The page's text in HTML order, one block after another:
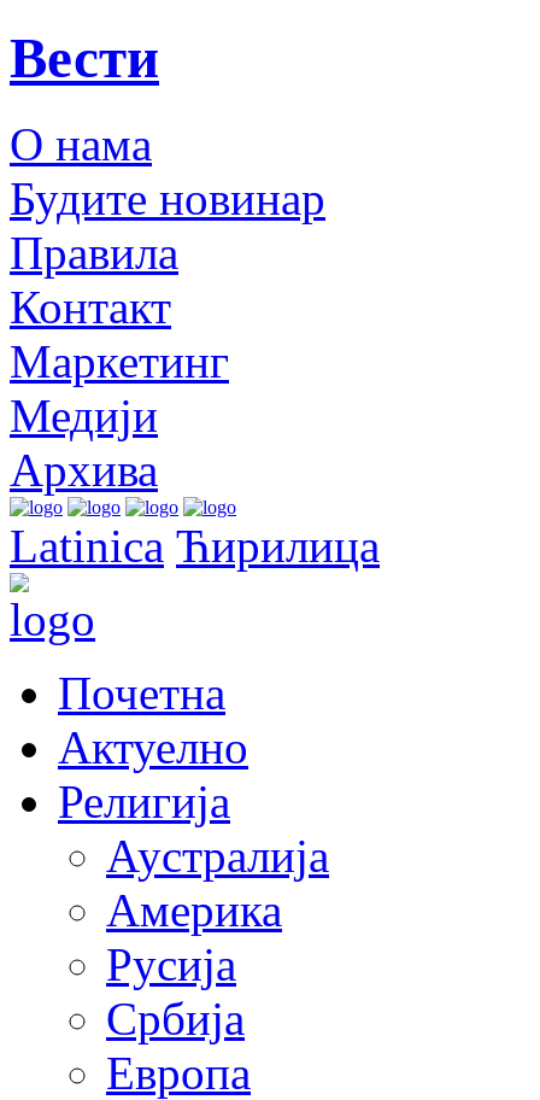
Вести
О нама
Будите новинар
Правила
Контакт
Маркетинг
Медији
Архива
Latinica Ћирилица
Почетна
Актуелно
Религија
Аустралија
Америка
Русија
Србија
Европа